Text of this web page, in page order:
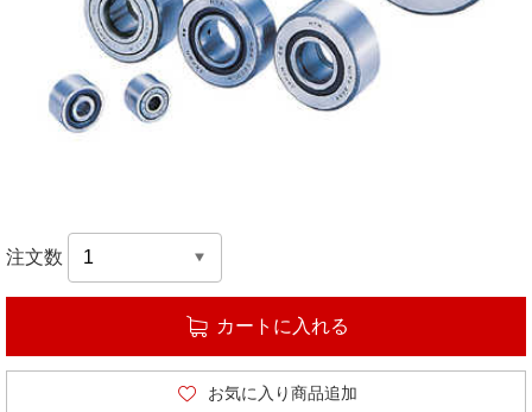
注文数
カートに入れる
お気に入り商品追加